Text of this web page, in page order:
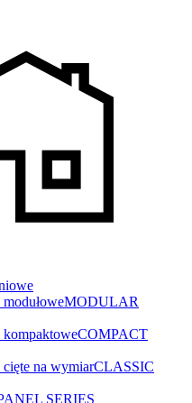
MODULAR
COMPACT
na wymiarCLASSIC
SERIES